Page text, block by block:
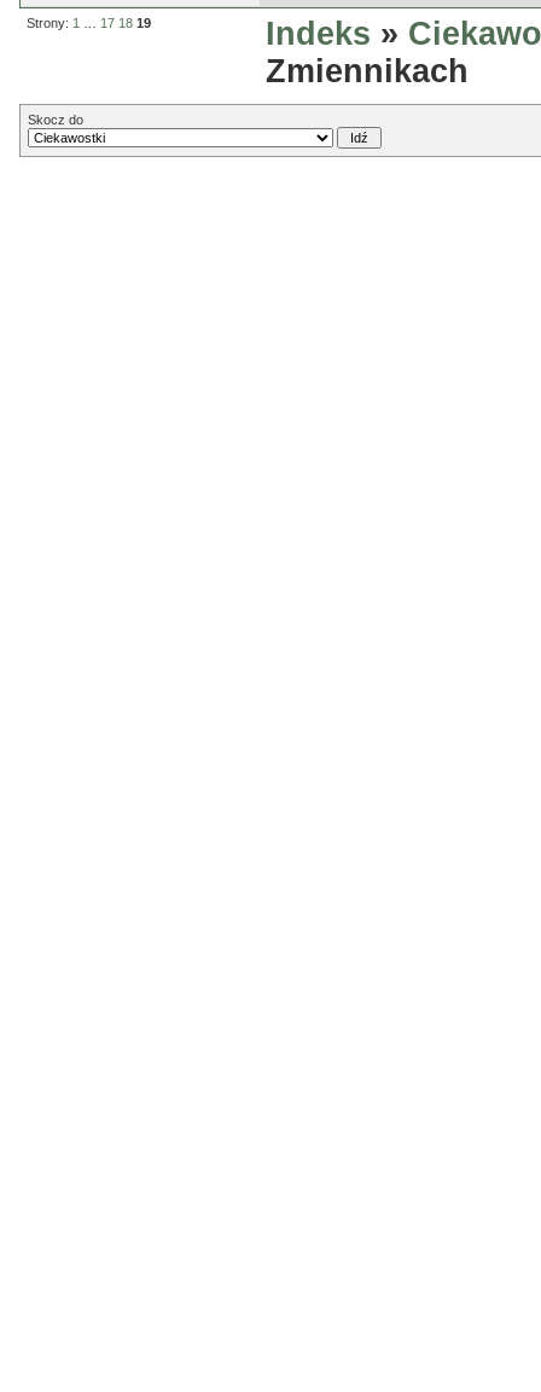
Strony: 1 17 18 19 Indeks »
Zmiennikach
Skocz do